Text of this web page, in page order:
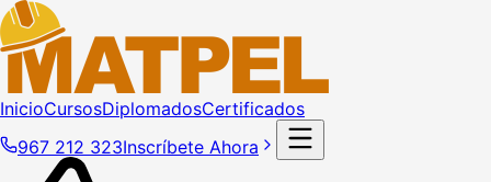
InicioCursosDiplomadosCertificados
967 212 323Inscríbete Ahora